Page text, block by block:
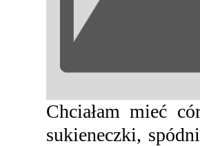
Chciałam mieć
sukieneczki,